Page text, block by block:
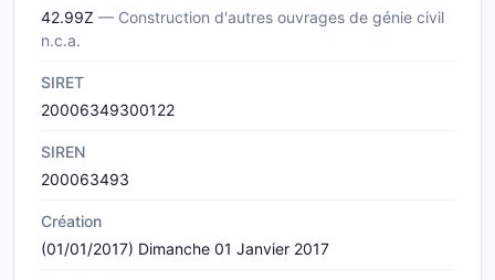
42.99Z — Construction d'autres ouvrages de génie civil
n.c.a.
SIRET
20006349300122
SIREN
200063493
Création
(01/01/2017) Dimanche 01 Janvier 2017